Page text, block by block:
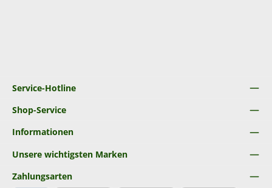
Service-Hotline
Shop-Service
Informationen
Unsere wichtigsten Marken
Zahlungsarten